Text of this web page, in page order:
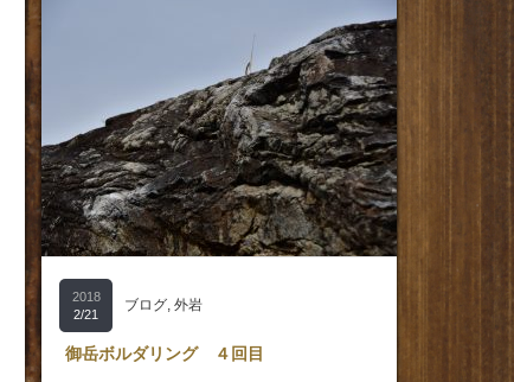
2018
2/21
ブログ, 外岩
御岳ボルダリング ４回目